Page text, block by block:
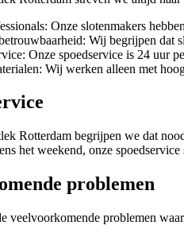
Onze slotenmakers
Wij begrijpen dat
Onze spoedservice is 24 uur
Wij werken alleen met
Rotterdam begrijpen we dat
het weekend, onze
problemen
veelvoorkomende problemen